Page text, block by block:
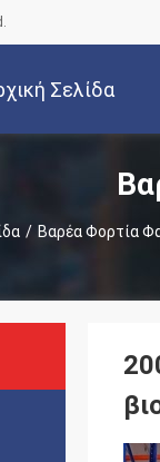
Σελίδα
/ Βαρέα Φορτία